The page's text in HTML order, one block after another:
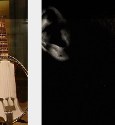
want some water,
!我的名字是 Anwar。我
，後面有水。還有－－
the aux cord.